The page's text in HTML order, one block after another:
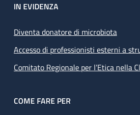
IN EVIDENZA
Diventa donatore di microbiota
Accesso di professionisti esterni a
Comitato Regionale per l’Etica nella
COME FARE PER